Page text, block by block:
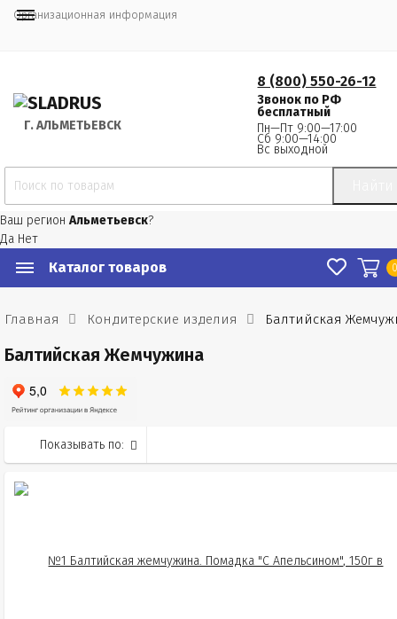
Организационная информация
Г. АЛЬМЕТЬЕВСК
8 (800) 550-26-12
Звонок по РФ
бесплатный
Пн—Пт 9:00—17:00
Сб 9:00—14:00
Вс выходной
Ваш регион Альметьевск?
Да Нет
Каталог товаров
Главная Кондитерские изделия Балтийская
Балтийская Жемчужина
Показывать по: